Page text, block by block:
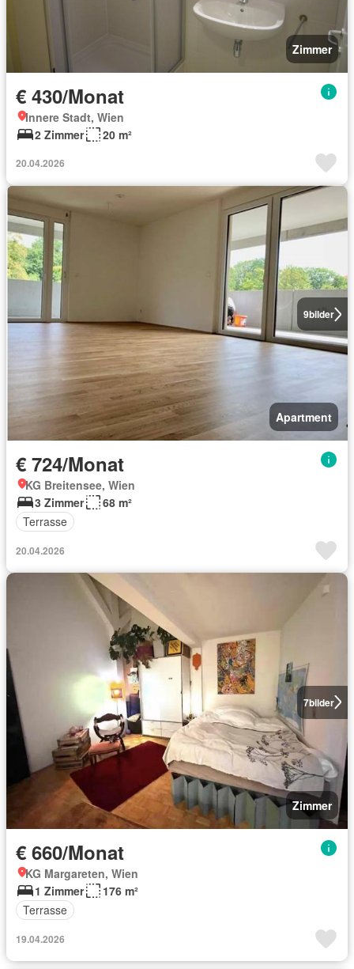
Zimmer
€ 430/Monat
Innere Stadt, Wien
2 Zimmer
20 m²
20.04.2026
9bilder
Apartment
€ 724/Monat
KG Breitensee, Wien
3 Zimmer
68 m²
Terrasse
20.04.2026
7bilder
Zimmer
€ 660/Monat
KG Margareten, Wien
1 Zimmer
176 m²
Terrasse
19.04.2026